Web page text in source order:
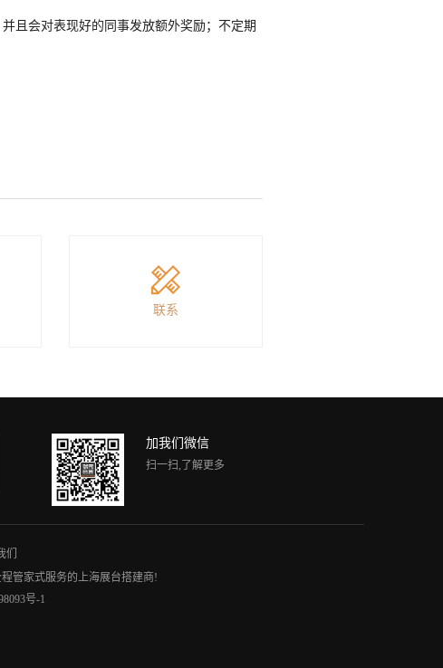
且会对表现好的同事发放额外奖励；不定期
联系
加我们微信
扫一扫,了解更多
们
管家式服务的上海展台搭建商!
号-1